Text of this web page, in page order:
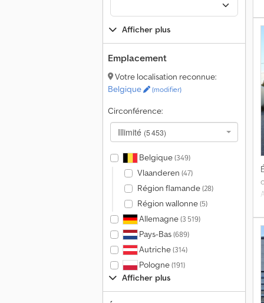
Afficher plus
Emplacement
Votre localisation reconnue:
Belgique
(modifier)
Circonférence:
Illimité (5 453)
Belgique(349)
Vlaanderen (47)
Région flamande(28)
Région wallonne(5)
Allemagne(3 519)
Pays-Bas(689)
Autriche(314)
Pologne(191)
Afficher plus